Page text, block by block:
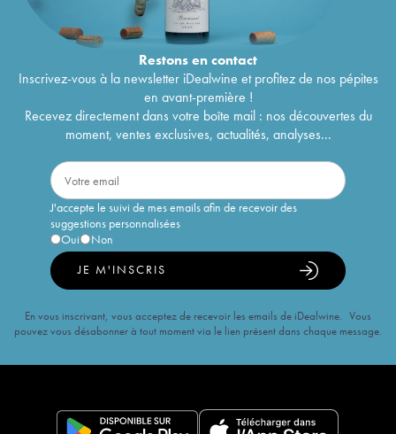
Restons encontact
Inscrivez-vous à la newsletter iDealwine et profitez de nos pépites
en avant-première !
Recevez directement dans votre boîte mail : nos découvertes du
moment, ventes exclusives, actualités, analyses...
J'accepte le suivi de mes emails afin de recevoir des
suggestions personnalisées
Oui
Non
JE M'INSCRIS
En vous inscrivant, vous acceptez de recevoir les emails de iDealwine. Vous
pouvez vous désabonner à tout moment via le lien présent dans chaque message.